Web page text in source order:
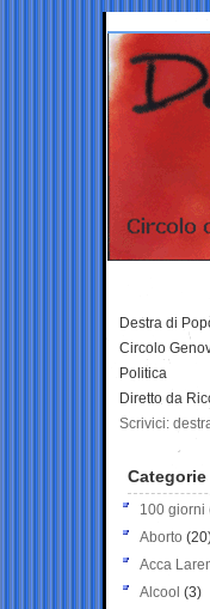
Destra di
Circolo
Politica
Diretto da
Scrivici:
Categorie
100 giorni
Aborto
Acca
Alcool (3)